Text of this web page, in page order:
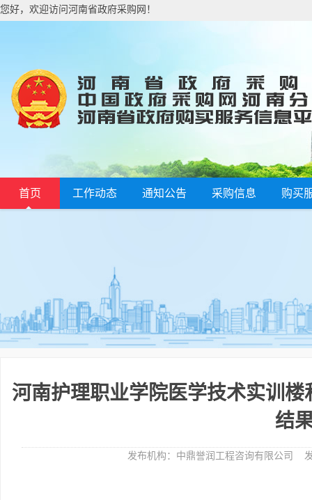
您好，欢迎访问河南省政府采购网！
首页 工作动态 通知公告 采购信息 购买
河南护理职业学院医学技术实训
结
发布机构： 中鼎誉润工程咨询有限公司 发